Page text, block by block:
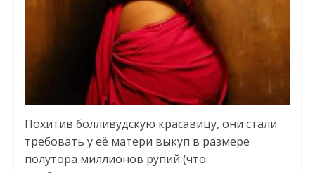
Похитив болливудскую красавицу, они стали
требовать у её матери выкуп в размере
полутора миллионов рупий (что